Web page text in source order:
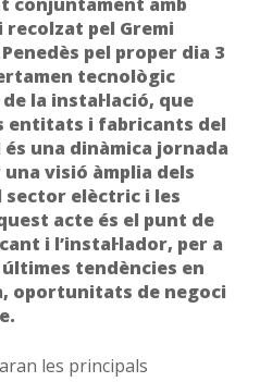
recolzat pel Gremi
pel proper dia 3
tecnològic
la instal·lació, que
entitats i fabricants del
és una dinàmica jornada
visió àmplia dels
sector elèctric i les
acte és el punt de
i l’instal·lador, per a
tendències en
oportunitats de negoci
les principals